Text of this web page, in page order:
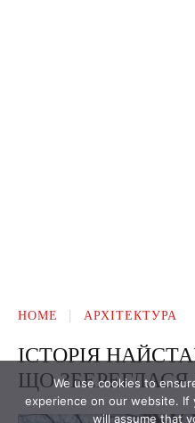
We use cookies to
experience on our website.
will assume that